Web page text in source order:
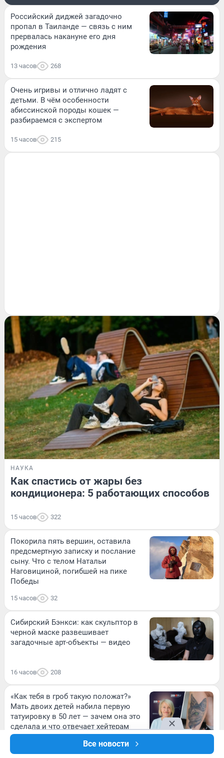
Все новости
Российский диджей загадочно
пропал в Таиланде — связь с ним
прервалась накануне его дня
рождения
13 часов 268
Очень игривы и отлично ладят с
детьми. В чём особенности
абиссинской породы кошек —
разбираемся с экспертом
15 часов 215
НАУКА
Как спастись от жары без
кондиционера: 5 работающих способов
15 часов 322
Покорила пять вершин, оставила
предсмертную записку и послание
сыну. Что с телом Натальи
Наговициной, погибшей на пике
Победы
15 часов 32
Сибирский Бэнкси: как скульптор в
черной маске развешивает
загадочные арт-объекты — видео
16 часов 208
«Как тебя в гроб такую положат?»
Мать двоих детей набила первую
татуировку в 50 лет — зачем она это
сделала и что отвечает хейтерам